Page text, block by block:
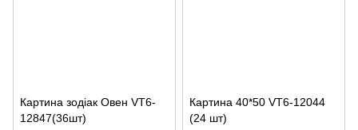
Картина зодіак Овен VT6-
12847(36шт)
Картина 40*50 VT6-12044
(24 шт)